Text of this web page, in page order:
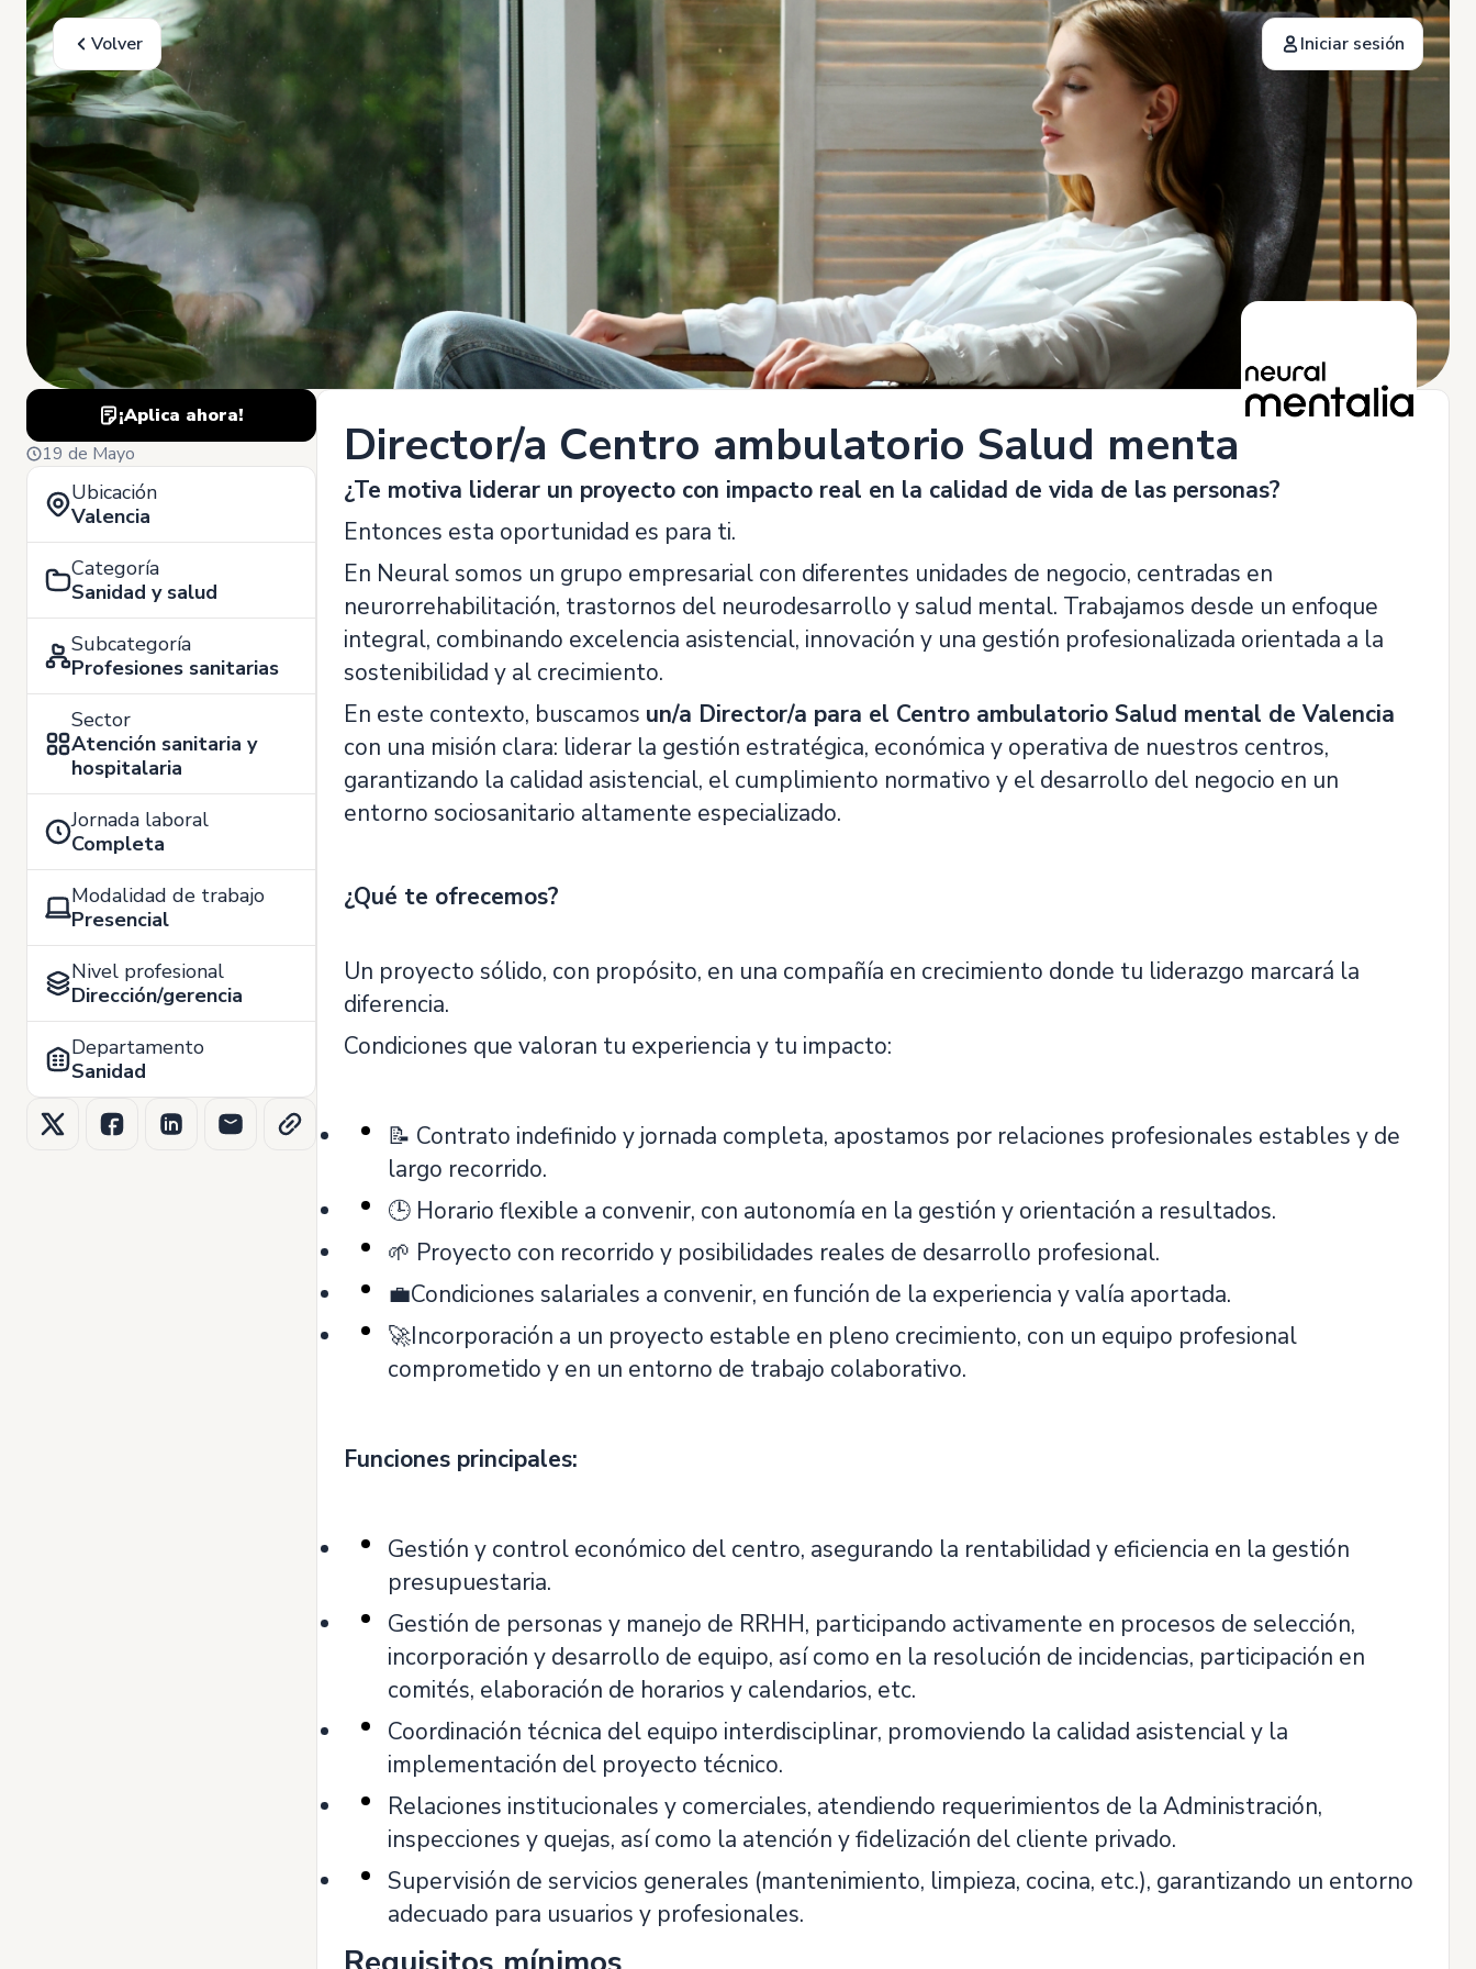
Volver Iniciar sesión
¡Aplica ahora!
19 de Mayo
Ubicación
Valencia
Categoría
Sanidad y salud
Subcategoría
Profesiones sanitarias
Sector
Atención sanitaria y
hospitalaria
Jornada laboral
Completa
Modalidad de trabajo
Presencial
Nivel profesional
Dirección/gerencia
Departamento
Sanidad
Director/a Centro ambulatorio Salud mental
¿Te motiva liderar un proyecto con impacto real en la calidad de vida de las personas?
Entonces esta oportunidad es para ti.
En Neural somos un grupo empresarial con diferentes unidades de negocio, centradas en
neurorrehabilitación, trastornos del neurodesarrollo y salud mental. Trabajamos desde un enfoque
integral, combinando excelencia asistencial, innovación y una gestión profesionalizada orientada a la
sostenibilidad y al crecimiento.
En este contexto, buscamos un/a Director/a para el Centro ambulatorio Salud mental de Valencia
con una misión clara: liderar la gestión estratégica, económica y operativa de nuestros centros,
garantizando la calidad asistencial, el cumplimiento normativo y el desarrollo del negocio en un
entorno sociosanitario altamente especializado.
¿Qué te ofrecemos?
Un proyecto sólido, con propósito, en una compañía en crecimiento donde tu liderazgo marcará la
diferencia.
Condiciones que valoran tu experiencia y tu impacto:
📝 Contrato indefinido y jornada completa, apostamos por relaciones profesionales estables y de
largo recorrido.
🕒 Horario flexible a convenir, con autonomía en la gestión y orientación a resultados.
🌱 Proyecto con recorrido y posibilidades reales de desarrollo profesional.
💼Condiciones salariales a convenir, en función de la experiencia y valía aportada.
🚀Incorporación a un proyecto estable en pleno crecimiento, con un equipo profesional
comprometido y en un entorno de trabajo colaborativo.
Funciones principales:
Gestión y control económico del centro, asegurando la rentabilidad y eficiencia en la gestión
presupuestaria.
Gestión de personas y manejo de RRHH, participando activamente en procesos de selección,
incorporación y desarrollo de equipo, así como en la resolución de incidencias, participación en
comités, elaboración de horarios y calendarios, etc.
Coordinación técnica del equipo interdisciplinar, promoviendo la calidad asistencial y la
implementación del proyecto técnico.
Relaciones institucionales y comerciales, atendiendo requerimientos de la Administración,
inspecciones y quejas, así como la atención y fidelización del cliente privado.
Supervisión de servicios generales (mantenimiento, limpieza, cocina, etc.), garantizando un entorno
adecuado para usuarios y profesionales.